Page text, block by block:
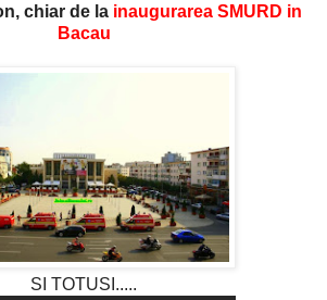
chiar de lainaugurarea SMURD in
Bacau
SI TOTUSI.....